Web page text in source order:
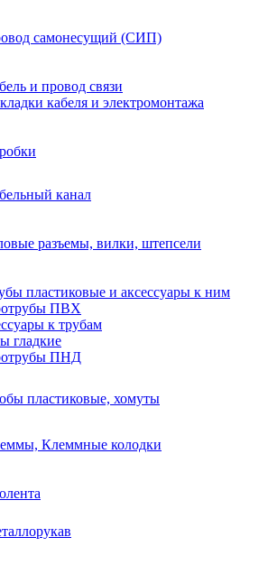
самонесущий (СИП)
и провод связи
кабеля и электромонтажа
канал
разъемы, вилки, штепсели
пластиковые и аксессуары к ним
ПВХ
к трубам
гладкие
ПНД
пластиковые, хомуты
Клеммные колодки